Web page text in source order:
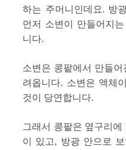
하는 주머니인데요. 방
먼저 소변이 만들어지
니다.
소변은 콩팥에서 만들
려옵니다. 소변은 액체
것이 당연합니다.
그래서 콩팥은 옆구리
이 있고, 방광 안으로